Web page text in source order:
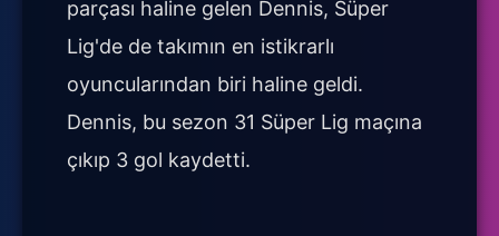
parçası haline gelen Dennis, Süper
Lig'de de takımın en istikrarlı
oyuncularından biri haline geldi.
Dennis, bu sezon 31 Süper Lig maçına
çıkıp 3 gol kaydetti.